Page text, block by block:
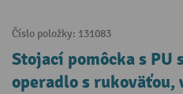
Číslo položky: 131083
Stojací pomôcka s PU
operadlo s rukoväťou,